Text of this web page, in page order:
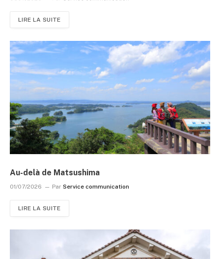
LIRE LA SUITE
Au-delà de Matsushima
01/07/2026 Par Service communication
LIRE LA SUITE